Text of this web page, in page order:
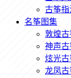
古筝
名筝图集
敦煌古
神声古
炫光古
龙凤古